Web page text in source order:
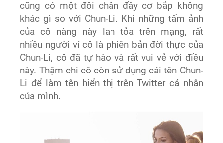
cũng có một đôi chân đầy cơ bắp không
khác gì so với Chun-Li. Khi những tấm ảnh
của cô nàng này lan tỏa trên mạng, rất
nhiều người ví cô là phiên bản đời thực của
Chun-Li, cô đã tự hào và rất vui vẻ với điều
này. Thậm chi cô còn sử dụng cái tên Chun-
Li để làm tên hiển thị trên Twitter cá nhân
của mình.